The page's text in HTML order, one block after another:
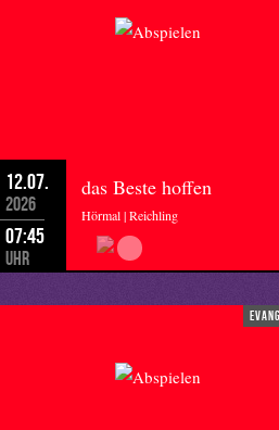
12.07.
2026
07:45
Uhr
das Beste hoffen
Hörmal | Reichling